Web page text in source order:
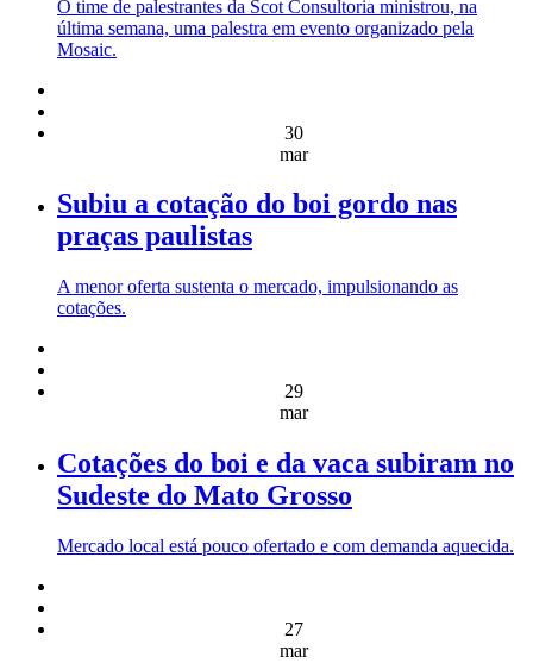
O time de palestrantes da Scot Consultoria ministrou, na
última semana, uma palestra em evento organizado pela
Mosaic.
30
mar
Subiu a cotação do boi gordo nas
praças paulistas
A menor oferta sustenta o mercado, impulsionando as
cotações.
29
mar
Cotações do boi e da vaca subiram no
Sudeste do Mato Grosso
Mercado local está pouco ofertado e com demanda aquecida.
27
mar